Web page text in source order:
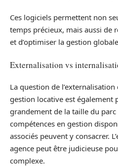
Ces logiciels permettent non
temps précieux, mais aussi de
et d’optimiser la gestion
Externalisation vs
La question de
gestion locative est également
grandement de la taille du
compétences en gestion
associés peuvent y consacrer.
agence peut être judicieuse
complexe.